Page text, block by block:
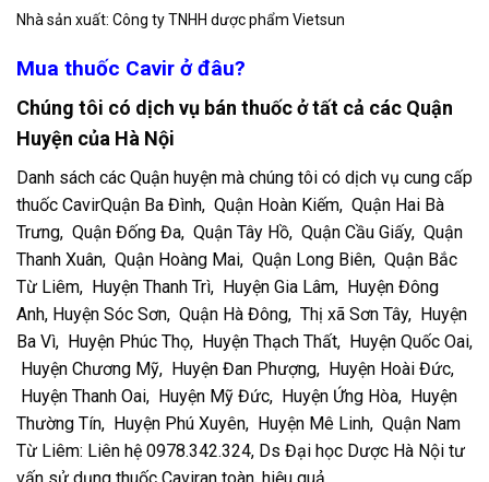
Nhà sản xuất: Công ty TNHH dược phẩm Vietsun
Mua thuốc Cavir ở đâu?
Chúng tôi có dịch vụ bán thuốc ở tất cả các Quận
Huyện của Hà Nội
Danh sách các Quận huyện mà chúng tôi có dịch vụ cung cấp
thuốc CavirQuận Ba Đình, Quận Hoàn Kiếm, Quận Hai Bà
Trưng, Quận Đống Đa, Quận Tây Hồ, Quận Cầu Giấy, Quận
Thanh Xuân, Quận Hoàng Mai, Quận Long Biên, Quận Bắc
Từ Liêm, Huyện Thanh Trì, Huyện Gia Lâm, Huyện Đông
Anh, Huyện Sóc Sơn, Quận Hà Đông, Thị xã Sơn Tây, Huyện
Ba Vì, Huyện Phúc Thọ, Huyện Thạch Thất, Huyện Quốc Oai,
Huyện Chương Mỹ, Huyện Đan Phượng, Huyện Hoài Đức,
Huyện Thanh Oai, Huyện Mỹ Đức, Huyện Ứng Hòa, Huyện
Thường Tín, Huyện Phú Xuyên, Huyện Mê Linh, Quận Nam
Từ Liêm: Liên hệ 0978.342.324, Ds Đại học Dược Hà Nội tư
vấn sử dụng thuốc Caviran toàn, hiệu quả